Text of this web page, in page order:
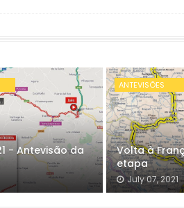
- Antevisão da
ANTEVISÕES
Volta à
etapa
July 07, 2021